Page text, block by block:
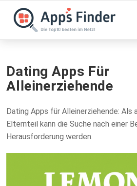
Dating Apps Für
Alleinerziehende
Dating Apps für Alleinerziehende: Als
Elternteil kann die Suche nach einer
Herausforderung werden.